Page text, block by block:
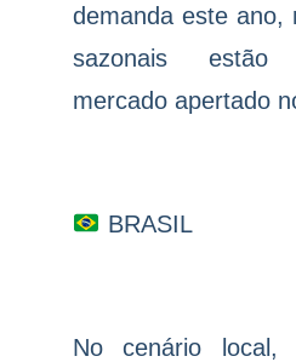
demanda este ano,
sazonais
mercado apertado
BRASIL
No cenário local,